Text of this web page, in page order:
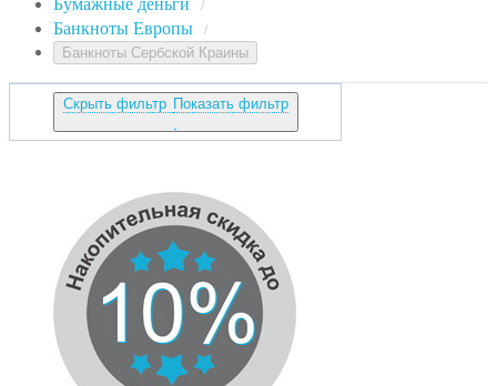
Бумажные деньги /
Банкноты Европы /
Банкноты Сербской Краины
Скрыть фильтр Показать фильтр